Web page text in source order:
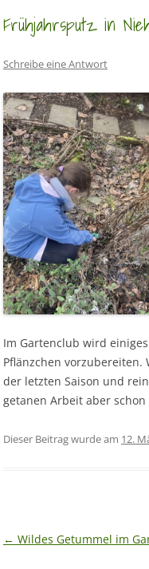
Frühjahrsputz in
Schreibe eine Antwort
Im Gartenclub wird
Pflänzchen
der letzten Saison und
getanen Arbeit aber
Dieser Beitrag wurde am 12.
Beitragsnavigation
← Wildes Getummel im